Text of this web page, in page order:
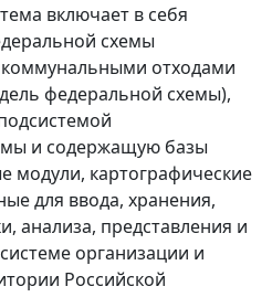
включает в себя
схемы
отходами
федеральной схемы),
и содержащую базы
модули, картографические
для ввода, хранения,
анализа, представления и
организации и
Российской